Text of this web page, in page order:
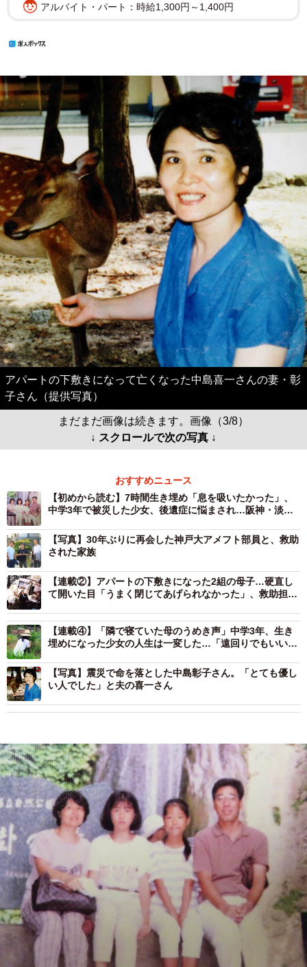
アルバイト・パート：時給1,300円～1,400円
アパートの下敷きになって亡くなった中島喜一さんの妻・彰
子さん（提供写真）
まだまだ画像は続きます。画像（3/8）
↓ スクロールで次の写真 ↓
おすすめニュース
【初めから読む】7時間生き埋め「息を吸いたかった」、
中学3年で被災した少女、後遺症に悩まされ…阪神・淡路
【写真】30年ぶりに再会した神戸大アメフト部員と、救助
された家族
【連載②】アパートの下敷きになった2組の母子…硬直し
て開いた目「うまく閉じてあげられなかった」、救助担っ
【連載④】「隣で寝ていた母のうめき声」中学3年、生き
埋めになった少女の人生は一変した…「遠回りでもいい」
【写真】震災で命を落とした中島彰子さん。「とても優し
い人でした」と夫の喜一さん